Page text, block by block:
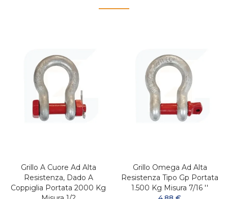
Grillo A Cuore Ad Alta
Resistenza, Dado A
Coppiglia Portata 2000 Kg
Grillo Omega Ad Alta
Resistenza Tipo Gp Portata
1.500 Kg Misura 7/16 ''